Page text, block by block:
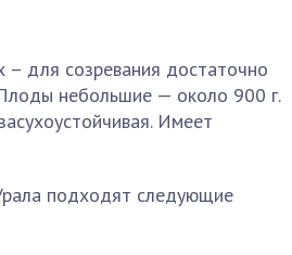
– для созревания достаточно
небольшие — около 900 г.
Имеет
подходят следующие